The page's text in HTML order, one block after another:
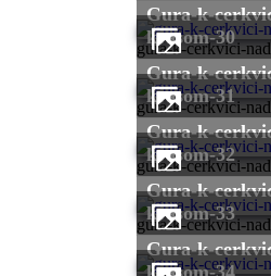
gura-k-cerkvici-
gura-k-cerkvici-nad-
krasom-30
gura-k-cerkvici-
gura-k-cerkvici-nad-
krasom-31
gura-k-cerkvici-
gura-k-cerkvici-nad-
krasom-32
gura-k-cerkvici-
gura-k-cerkvici-nad-
krasom-33
gura-k-cerkvici-nad-
krasom-34